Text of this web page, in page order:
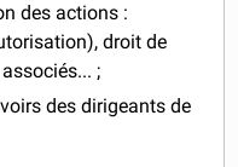
des actions :
droit de
;
des dirigeants de